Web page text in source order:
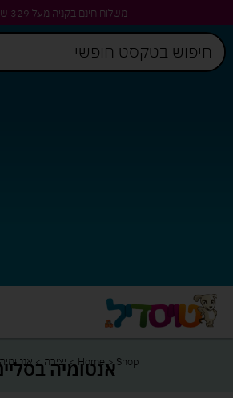
משלוח חינם בקניה מעל 329 ש"ח!!
Home>Shop
>יצירה> אנטומיה